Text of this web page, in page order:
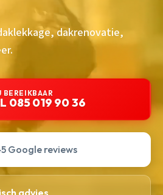
dakrenovatie,
BEREIKBAAR
085 019 90 36
Google reviews
advies